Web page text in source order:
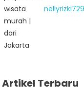
Artikel Terbaru